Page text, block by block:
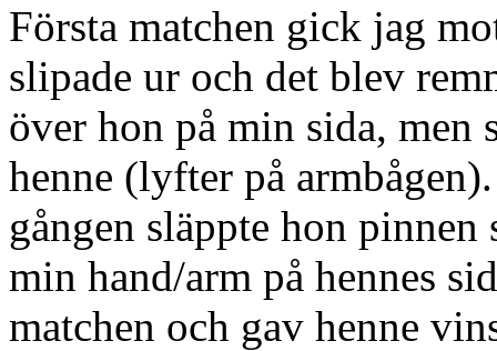
Första matchen gick jag
slipade ur och det blev
över hon på min sida, men
henne (lyfter på
gången släppte hon
min hand/arm på hennes
matchen och gav henne